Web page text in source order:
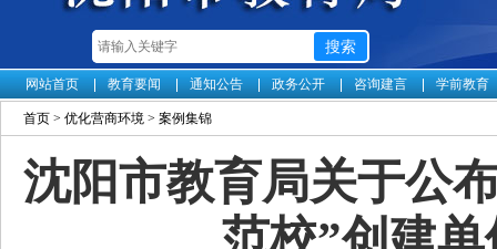
网站首页 教育要闻 通知公告 政务公开 咨询建言 学前教育
首页 > 优化营商环境 > 案例集锦
沈阳市教育局关于公
范校”创建